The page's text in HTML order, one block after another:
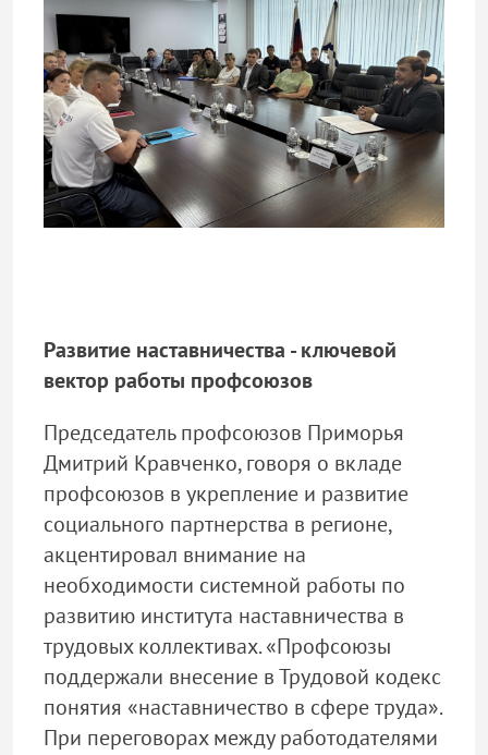
Развитие наставничества - ключевой
вектор работы профсоюзов
Председатель профсоюзов Приморья
Дмитрий Кравченко, говоря о вкладе
профсоюзов в укрепление и развитие
социального партнерства в регионе,
акцентировал внимание на
необходимости системной работы по
развитию института наставничества в
трудовых коллективах. «Профсоюзы
поддержали внесение в Трудовой кодекс
понятия «наставничество в сфере труда».
При переговорах между работодателями